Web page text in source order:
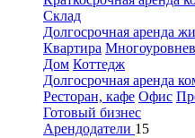
Склад
Долгосрочная аренда
Квартира
Дом Коттедж
Долгосрочная аренда
Ресторан, кафе Офис
Готовый бизнес
Арендодатели 15